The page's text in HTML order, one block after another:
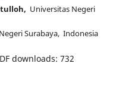
Universitas Negeri
Surabaya, Indonesia
downloads: 732